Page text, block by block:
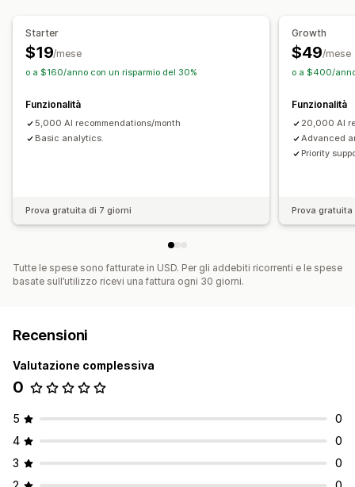
Raccomandazioni tramite IA
Analisi
Performance delle raccomandazioni
Starter
$19/mese
o a $160/anno con un risparmio del 30%
Funzionalità
5,000 AI recommendations/month
Basic analytics.
Prova gratuita di 7 giorni
Growth
$49/mese
o a $400/
Funzionalità
20,000 AI
Advanced
Priority
Prova
Tutte le spese sono fatturate in USD. Per gli addebiti ricorrenti e le spese
basate sull’utilizzo ricevi una fattura ogni 30 giorni.
Recensioni
Valutazione complessiva
0
5
0
4
0
3
0